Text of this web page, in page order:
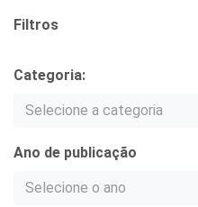
Filtros
Categoria:
Selecione a categoria
Ano de publicação
Selecione o ano